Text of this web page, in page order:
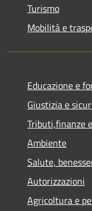
Turismo
Mobilità e
Educazione e
Giustizia e
Tributi,finanze
Ambiente
Salute,
Autorizzazioni
Agricoltura e